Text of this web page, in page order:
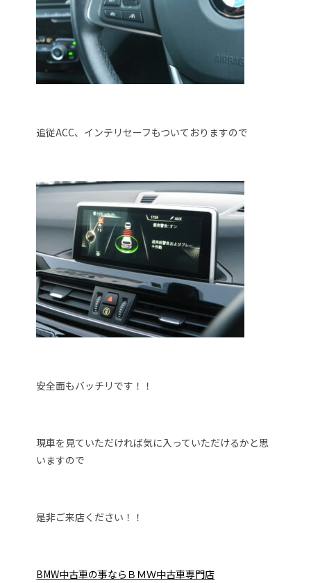
追従ACC、インテリセーフもついておりますので
安全面もバッチリです！！
現車を見ていただければ気に入っていただけるかと思
いますので
是非ご来店ください！！
BMW中古車の事ならＢＭＷ中古車専門店